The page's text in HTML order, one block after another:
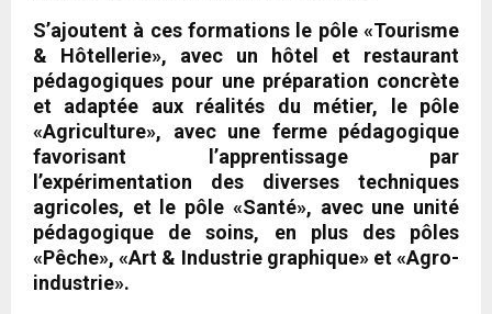
S’ajoutent à ces formations le pôle «Tourisme
& Hôtellerie», avec un hôtel et restaurant
pédagogiques pour une préparation concrète
et adaptée aux réalités du métier, le pôle
«Agriculture», avec une ferme pédagogique
favorisant l’apprentissage par
l’expérimentation des diverses techniques
agricoles, et le pôle «Santé», avec une unité
pédagogique de soins, en plus des pôles
«Pêche», «Art & Industrie graphique» et «Agro-
industrie».